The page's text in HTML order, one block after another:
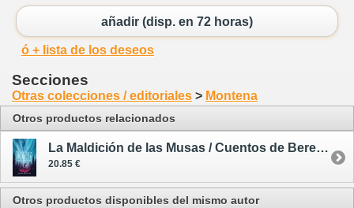
añadir (disp. en 72 horas)
ó + lista de los deseos
Secciones
Otras colecciones / editoriales > Montena
Otros productos relacionados
La Maldición de las Musas / Cuentos de Bereth 2
20.85 €
Otros productos disponibles del mismo autor